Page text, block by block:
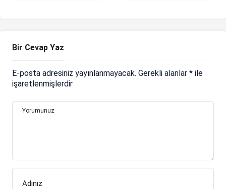
Bir Cevap Yaz
E-posta adresiniz yayınlanmayacak. Gerekli alanlar * ile
işaretlenmişlerdir
Yorumunuz
Adınız